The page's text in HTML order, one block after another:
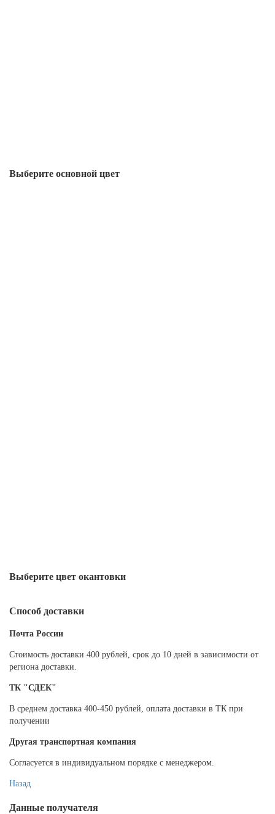
Выберите oсновной цвет
Выберите цвет окантовки
Способ доставки
Почта России
Cтоимость доставки 400 рублей, срок до 10 дней в зависимости от
региона доставки.
ТК "СДЕК"
В среднем доставка 400-450 рублей, оплата доставки в ТК при
получении
Другая транспортная компания
Согласуется в индивидуальном порядке с менеджером.
Назад
Данные получателя